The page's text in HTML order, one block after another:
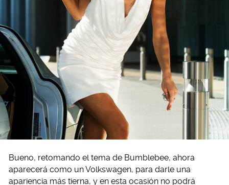
Bueno, retomando el tema de Bumblebee, ahora
aparecerá como un Volkswagen, para darle una
apariencia más tierna, y en esta ocasión no podrá